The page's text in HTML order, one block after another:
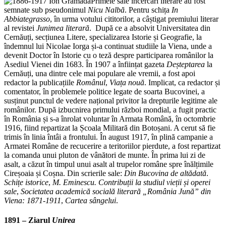
semnate sub pseudonimul Nicu Nalbă. Pentru schița In
Abbiategrasso, în urma votului cititorilor, a câștigat premiului literar
al revistei Junimea literară. După ce a absolvit Universitatea din
Cernăuți, secțiunea Litere, specializarea Istorie și Geografie, la
îndemnul lui Nicolae Iorga și-a continuat studiile la Viena, unde a
devenit Doctor în Istorie cu o teză despre participarea românilor la
Asediul Vienei din 1683. În 1907 a înființat gazeta Deșteptarea la
Cernăuți, una dintre cele mai populare ale vremii, a fost apoi
redactor la publicațiile Românul, Viața nouă. Implicat, ca redactor și
comentator, în problemele politice legate de soarta Bucovinei, a
susținut punctul de vedere național privitor la drepturile legitime ale
românilor. După izbucnirea primului război mondial, a fugit practic
în România și s-a înrolat voluntar în Armata Română, în octombrie
1916, fiind repartizat la Școala Militară din Botoșani. A cerut să fie
trimis în linia întâi a frontului. În august 1917, în plină campanie a
Armatei Române de recucerire a teritoriilor pierdute, a fost repartizat
la comanda unui pluton de vânători de munte. În prima lui zi de
asalt, a căzut în timpul unui asalt al trupelor române spre înălțimile
Cireșoaia și Coșna. Din scrierile sale: Din Bucovina de altădată.
Schițe istorice, M. Eminescu. Contribuții la studiul vieții și operei
sale, Societatea academică socială literară „România Jună” din
Viena: 1871-1911, Cartea sângelui.
1891 – Ziarul Unirea